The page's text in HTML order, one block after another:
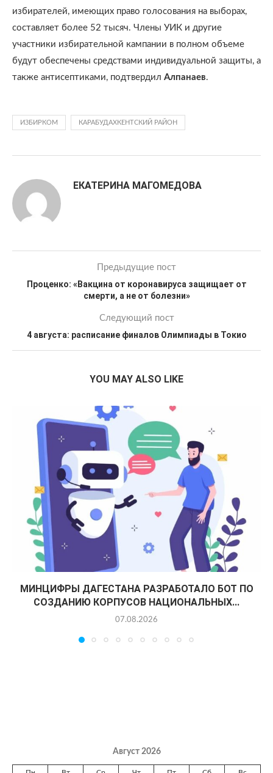
избирателей, имеющих право голосования на выборах,
составляет более 52 тысяч. Члены УИК и другие
участники избирательной кампании в полном объеме
будут обеспечены средствами индивидуальной защиты, а
также антисептиками, подтвердил Алпанаев.
ИЗБИРКОМ КАРАБУДАХКЕНТСКИЙ РАЙОН
ЕКАТЕРИНА МАГОМЕДОВА
Предыдущие пост
Проценко: «Вакцина от коронавируса защищает от
смерти, а не от болезни»
Следующий пост
4 августа: расписание финалов Олимпиады в Токио
YOU MAY ALSO LIKE
МИНЦИФРЫ ДАГЕСТАНА РАЗРАБОТАЛО БОТ ПО
СОЗДАНИЮ КОРПУСОВ НАЦИОНАЛЬНЫХ...
07.08.2026
Август 2026